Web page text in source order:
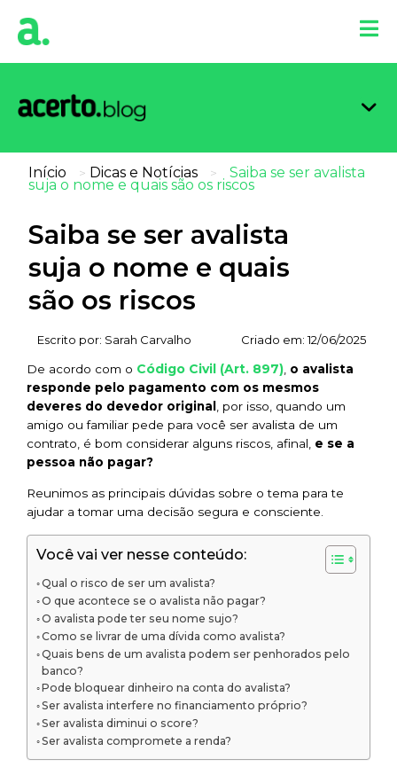
Início > Dicas e Notícias > Saiba se ser avalista
suja o nome e quais são os riscos
Saiba se ser avalista
suja o nome e quais
são os riscos
Escrito por: Sarah Carvalho Criado em: 12/06/2025
De acordo com o Código Civil (Art. 897) o avalista
responde pelo pagamento com os mesmos
deveres do devedor original
, por isso, quando um
amigo ou familiar pede para você ser avalista de um
contrato, é bom considerar alguns riscos, afinal, e se a
pessoa não pagar?
Reunimos as principais dúvidas sobre o tema para te
ajudar a tomar uma decisão segura e consciente.
Você vai ver nesse conteúdo:
Qual o risco de ser um avalista?
O que acontece se o avalista não pagar?
O avalista pode ter seu nome sujo?
Como se livrar de uma dívida como avalista?
Quais bens de um avalista podem ser penhorados pelo
banco?
Pode bloquear dinheiro na conta do avalista?
Ser avalista interfere no financiamento próprio?
Ser avalista diminui o score?
Ser avalista compromete a renda?